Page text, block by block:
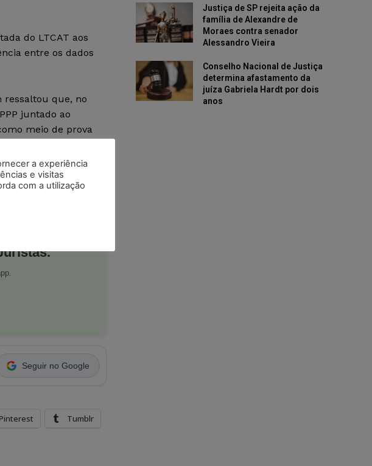
do LTCAT aos
entre os dados
ressaltou que, no
juntado ao
meio de prova
Seguir no Google
Tumblr
Justiça de SP rejeita ação da
família de Alexandre de
Moraes contra senador
Alessandro Vieira
Conselho Nacional de Justiça
determina afastamento da
juíza Gabriela Hardt por dois
anos
a experiência
e visitas
com a utilização